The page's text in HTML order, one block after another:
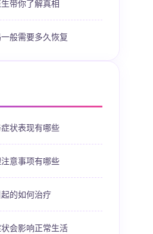
带你了解真相
般需要多久恢复
状表现有哪些
意事项有哪些
的如何治疗
会影响正常生活